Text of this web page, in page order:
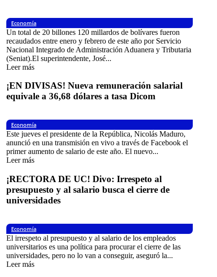
Economía
Un total de 20 billones 120 millardos de bolívares fueron
recaudados entre enero y febrero de este año por Servicio
Nacional Integrado de Administración Aduanera y Tributaria
(Seniat).El superintendente, José...
Leer más
¡EN DIVISAS! Nueva remuneración salarial
equivale a 36,68 dólares a tasa Dicom
Economía
Este jueves el presidente de la República, Nicolás Maduro,
anunció en una transmisión en vivo a través de Facebook el
primer aumento de salario de este año. El nuevo...
Leer más
¡RECTORA DE UC! Divo: Irrespeto al
presupuesto y al salario busca el cierre de
universidades
Economía
El irrespeto al presupuesto y al salario de los empleados
universitarios es una política para procurar el cierre de las
universidades, pero no lo van a conseguir, aseguró la...
Leer más